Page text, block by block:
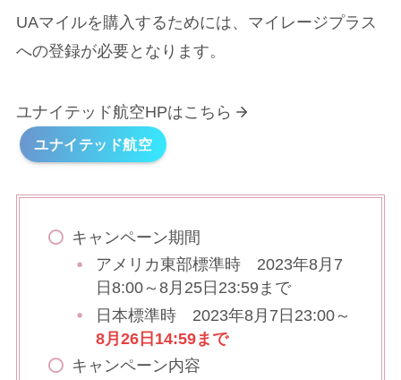
UAマイルを購入するためには、マイレージプラス
への登録が必要となります。
ユナイテッド航空HPはこちら
ユナイテッド航空
キャンペーン期間
アメリカ東部標準時 2023年8月7
日8:00～8月25日23:59まで
日本標準時 2023年8月7日23:00～
8月26日14:59まで
キャンペーン内容